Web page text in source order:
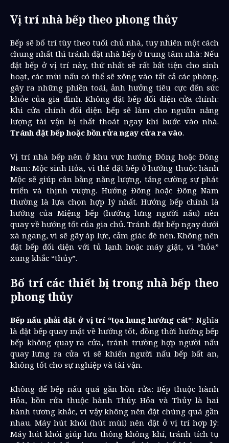
Vị trí nhà bếp theo phong thủy
Bếp sẽ bố trí tùy theo tuổi chủ nhà, tuy nhiên một cách
chung nhất thì tránh đặt nhà bếp ở trung tâm nhà: Nếu
đặt bếp ở vị trí này, thứ nhất sẽ rất bất tiện cho sinh
hoạt, các mùi nấu có thể sẽ xông vào tất cả các phòng,
gây ra những phiền toái, ảnh hưởng tiêu cực đến sức
khỏe của gia đình. Không đặt bếp đối diện cửa chính:
Khi cửa chính đối diện bếp sẽ làm cho nguồn năng
lượng tài vận bị thất thoát ngay khi bước vào nhà.
Tránh đặt bếp hoặc bồn rửa ngay cửa ra vào.
Vị trí nhà bếp nên ở khu vực hướng Đông hoặc Đông
Nam: Mộc sinh Hỏa, vì thế đặt bếp ở hướng thuộc hành
Mộc sẽ giúp cân bằng năng lượng, tăng cường sự phát
triển và thịnh vượng. Hướng Đông hoặc Đông Nam
thường là lựa chọn hợp lý nhất. Hướng bếp chính là
hướng của Miệng bếp (hướng lưng người nấu) nên
quay về hướng tốt của gia chủ. Tránh đặt bếp ngay dưới
xà ngang, vì sẽ gây áp lực, cảm giác đè nén. Không nên
đặt bếp đối diện với tủ lạnh hoặc máy giặt, vì “hỏa”
xung khắc “thủy”.
Bố trí các thiết bị trong nhà bếp theo
phong thủy
Bếp nấu phải đặt ở vị trí “tọa hung hướng cát”: Nghĩa
là đặt bếp quay mặt về hướng tốt, đồng thời hướng bếp
bếp không quay ra cửa, tránh trường hợp người nấu
quay lưng ra cửa vì sẽ khiến người nấu bếp bất an,
không tốt cho sự nghiệp và tài vận.
Không để bếp nấu quá gần bồn rửa: Bếp thuộc hành
Hỏa, bồn rửa thuộc hành Thủy. Hỏa và Thủy là hai
hành tương khắc, vì vậy không nên đặt chúng quá gần
nhau. Máy hút khói (hút mùi) nên đặt ở vị trí hợp lý:
Máy hút khói giúp lưu thông không khí, tránh tích tụ